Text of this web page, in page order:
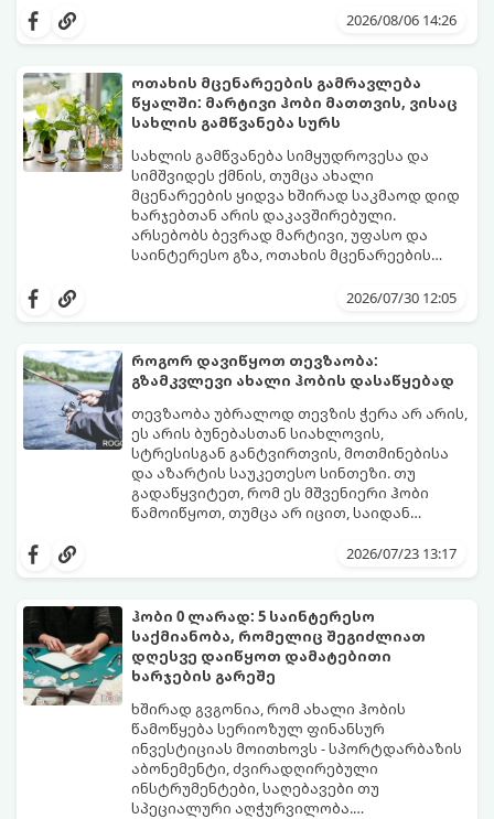
გაჭიმულ და ნერვებისმომშლელ პროცესად
სიამოვნება მოგიტანოთ, გთავაზობთ
2026/08/06 14:26
ოთახის მცენარეების გამრავლება
წყალში: მარტივი ჰობი მათთვის, ვისაც
სახლის გამწვანება სურს
სახლის გამწვანება სიმყუდროვესა და
სიმშვიდეს ქმნის, თუმცა ახალი
მცენარეების ყიდვა ხშირად საკმაოდ დიდ
ხარჯებთან არის დაკავშირებული.
არსებობს ბევრად მარტივი, უფასო და
საინტერესო გზა, ოთახის მცენარეების
მებაღეებისთვისაც კი, რადგან პროცესი
როგორ იზრდება ახალი ფესვები
ყოველდღიურად.
2026/07/30 12:05
როგორ დავიწყოთ თევზაობა:
გზამკვლევი ახალი ჰობის დასაწყებად
თევზაობა უბრალოდ თევზის ჭერა არ არის,
ეს არის ბუნებასთან სიახლოვის,
სტრესისგან განტვირთვის, მოთმინებისა
და აზარტის საუკეთესო სინთეზი. თუ
გადაწყვიტეთ, რომ ეს მშვენიერი ჰობი
წამოიწყოთ, თუმცა არ იცით, საიდან
ეს ამომწურავი გზამკვლევი სწორედ
2026/07/23 13:17
ჰობი 0 ლარად: 5 საინტერესო
საქმიანობა, რომელიც შეგიძლიათ
დღესვე დაიწყოთ დამატებითი
ხარჯების გარეშე
ხშირად გვგონია, რომ ახალი ჰობის
წამოწყება სერიოზულ ფინანსურ
ინვესტიციას მოითხოვს - სპორტდარბაზის
აბონემენტი, ძვირადღირებული
ინსტრუმენტები, საღებავები თუ
სპეციალური აღჭურვილობა.